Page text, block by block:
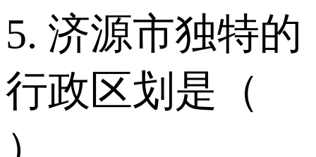
5. 济源市独特的
行政区划是（
）。